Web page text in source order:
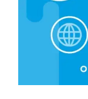
হাতে কলমে